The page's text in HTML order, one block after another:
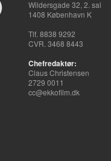
Wildersgade 32, 2. sal
1408 København K
Tlf. 8838 9292
CVR. 3468 8443
Chefredaktør:
Claus Christensen
2729 0011
cc@ekkofilm.dk